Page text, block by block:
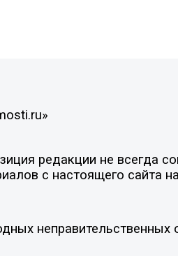
редакции не всегда
с настоящего сайта
неправительственных